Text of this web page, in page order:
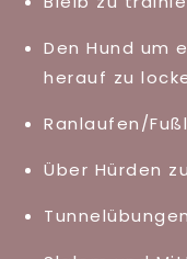
Den Hund um
herauf zu
Ranlaufen/
Über Hürden
Tunnelübungen